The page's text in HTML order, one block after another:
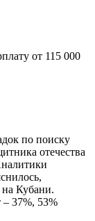
по поиску
отечества
Кубани.
– 37%, 53%